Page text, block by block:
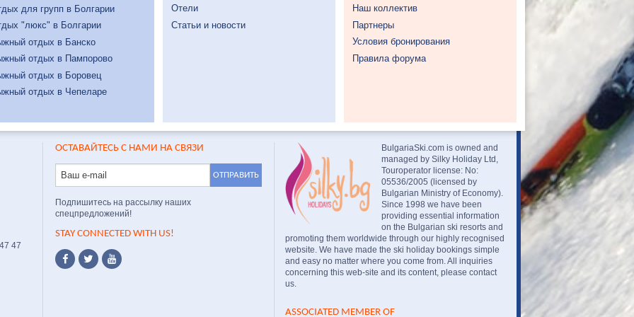
для групп в Болгарии
"люкс" в Болгарии
отдых в Банско
отдых в Пампорово
отдых в Боровец
отдых в Чепеларе
Отели
Статьи и новости
Наш коллектив
Партнеры
Условия бронирования
Правила форума
47
ОСТАВАЙТЕСЬ С НАМИ НА СВЯЗИ
Подпишитесь на рассылку наших
спецпредложений!
STAY CONNECTED WITH US!
BulgariaSki.com is owned and
managed by Silky Holiday Ltd,
Touroperator license: No:
05536/2005 (licensed by
Bulgarian Ministry of Economy).
Since 1998 we have been
providing essential information
on the Bulgarian ski resorts and
promoting them worldwide through our highly recognised
website. We have made the ski holiday bookings simple
and easy no matter where you come from. All inquiries
concerning this web-site and its content, please contact
us.
ASSOCIATED MEMBER OF